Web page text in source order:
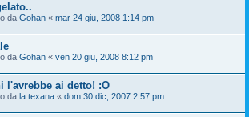
da Gohan « mar 24 giu, 2008 1:14 pm
da Gohan « ven 20 giu, 2008 8:12 pm
l'avrebbe ai detto! :O
da la texana « dom 30 dic, 2007 2:57 pm